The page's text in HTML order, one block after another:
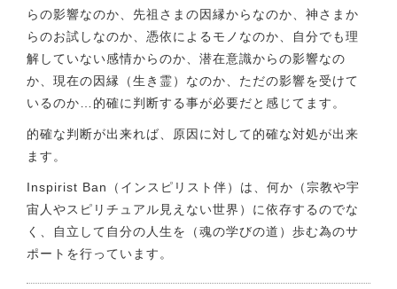
らの影響なのか、先祖さまの因縁からなのか、神さまか
らのお試しなのか、憑依によるモノなのか、自分でも理
解していない感情からのか、潜在意識からの影響なの
か、現在の因縁（生き霊）なのか、ただの影響を受けて
いるのか…的確に判断する事が必要だと感じてます。
的確な判断が出来れば、原因に対して的確な対処が出来
ます。
Inspirist Ban（インスピリスト伴）は、何か（宗教や宇
宙人やスピリチュアル見えない世界）に依存するのでな
く、自立して自分の人生を（魂の学びの道）歩む為のサ
ポートを行っています。